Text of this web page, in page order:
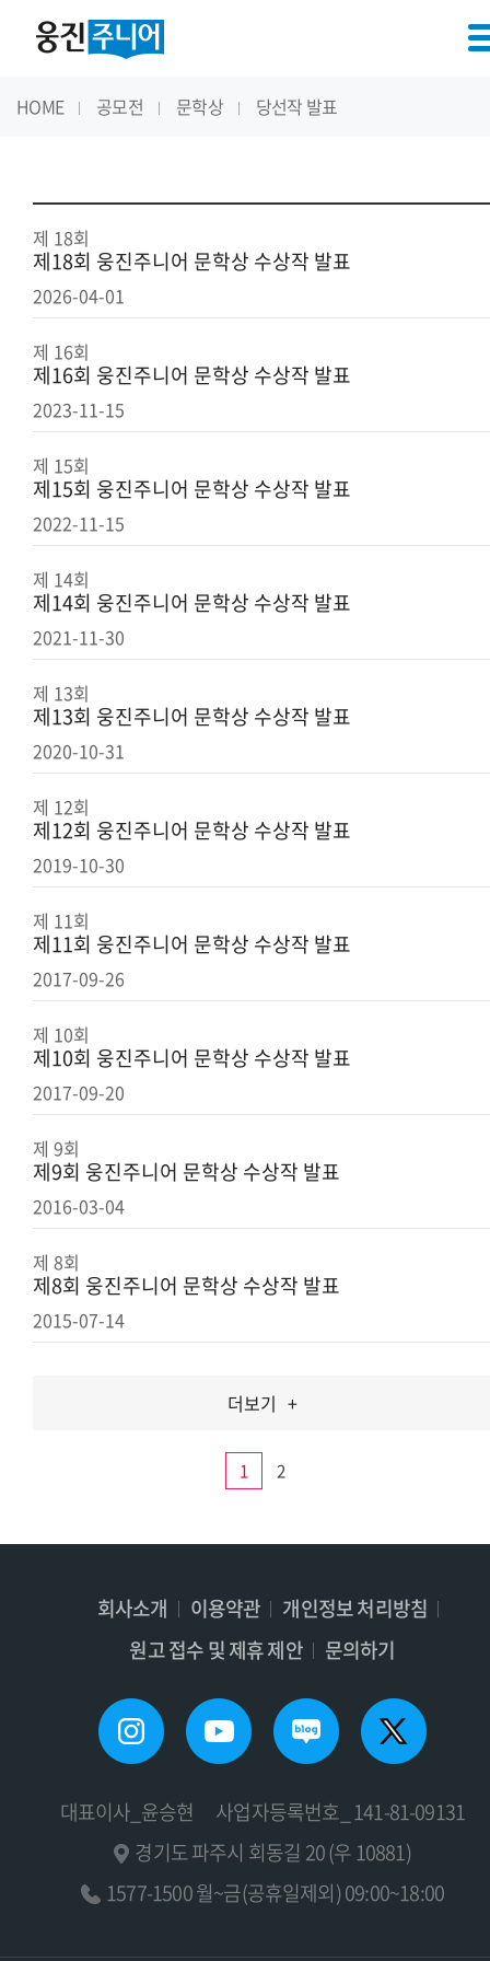
HOME 공모전 문학상 당선작 발표
제 18회
제18회 웅진주니어 문학상 수상작 발표
2026-04-01
제 16회
제16회 웅진주니어 문학상 수상작 발표
2023-11-15
제 15회
제15회 웅진주니어 문학상 수상작 발표
2022-11-15
제 14회
제14회 웅진주니어 문학상 수상작 발표
2021-11-30
제 13회
제13회 웅진주니어 문학상 수상작 발표
2020-10-31
제 12회
제12회 웅진주니어 문학상 수상작 발표
2019-10-30
제 11회
제11회 웅진주니어 문학상 수상작 발표
2017-09-26
제 10회
제10회 웅진주니어 문학상 수상작 발표
2017-09-20
제 9회
제9회 웅진주니어 문학상 수상작 발표
2016-03-04
제 8회
제8회 웅진주니어 문학상 수상작 발표
2015-07-14
더보기 +
1 2
회사소개 이용약관
개인정보 처리방침
원고 접수 및 제휴 제안
문의하기
대표이사_윤승현
사업자등록번호_ 141-81-09131
경기도 파주시 회동길 20 (우 10881)
1577-1500 월~금(공휴일제외) 09:00~18:00